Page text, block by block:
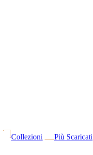
Collezioni Più Scaricati